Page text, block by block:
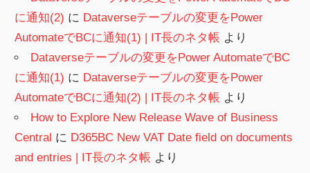
に通知(2) に Dataverseテーブルの変更をPower
AutomateでBCに通知(1) | IT長のネタ帳 より
Dataverseテーブルの変更をPower AutomateでBC
に通知(1) に Dataverseテーブルの変更をPower
AutomateでBCに通知(2) | IT長のネタ帳 より
How to Explore New Release Wave of Business
Central に D365BC New VAT Date field on documents
and entries | IT長のネタ帳 より